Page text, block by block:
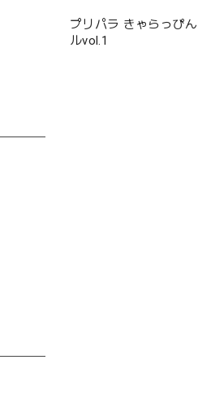
プリパラ きゃらっぴ
ルvol.1